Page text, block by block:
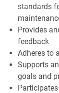
standards
Provides
feedback
Adheres to
Supports
goals and